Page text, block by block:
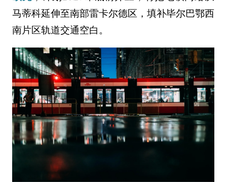
马蒂科延伸至南部雷卡尔德区，填补毕尔巴鄂西
南片区轨道交通空白。